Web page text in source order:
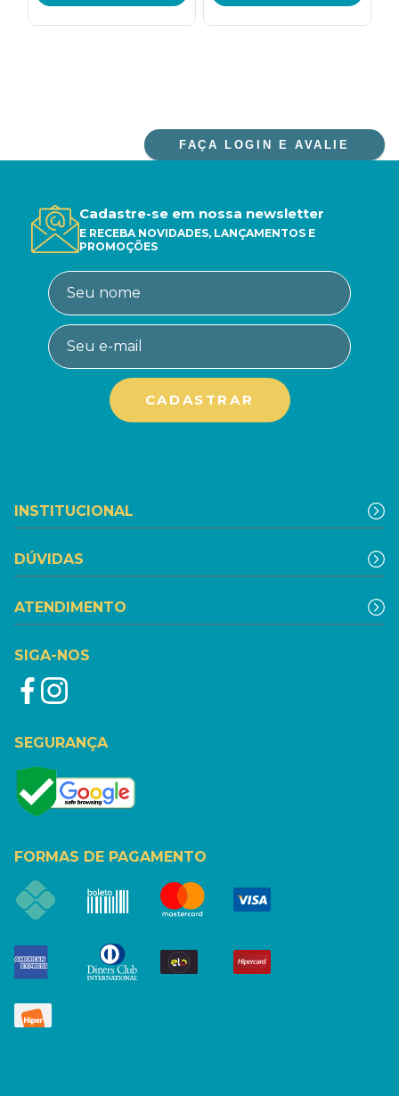
FAÇA LOGIN E AVALIE
Cadastre-se em nossa newsletter
E RECEBA NOVIDADES, LANÇAMENTOS E
PROMOÇÕES
INSTITUCIONAL
DÚVIDAS
ATENDIMENTO
SIGA-NOS
SEGURANÇA
FORMAS DE PAGAMENTO